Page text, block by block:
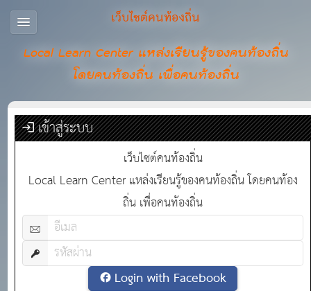
เว็บไซต์คนท้องถิ่น
Local Learn Center แหล่งเรียนรู้ของคนท้องถิ่น
โดยคนท้องถิ่น เพื่อคนท้องถิ่น
เข้าสู่ระบบ
เว็บไซต์คนท้องถิ่น
Local Learn Center แหล่งเรียนรู้ของคนท้องถิ่น โดยคนท้อง
ถิ่น เพื่อคนท้องถิ่น
Login with Facebook